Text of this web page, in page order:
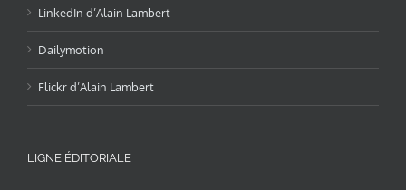
LinkedIn d’Alain Lambert
Dailymotion
Flickr d’Alain Lambert
LIGNE ÉDITORIALE